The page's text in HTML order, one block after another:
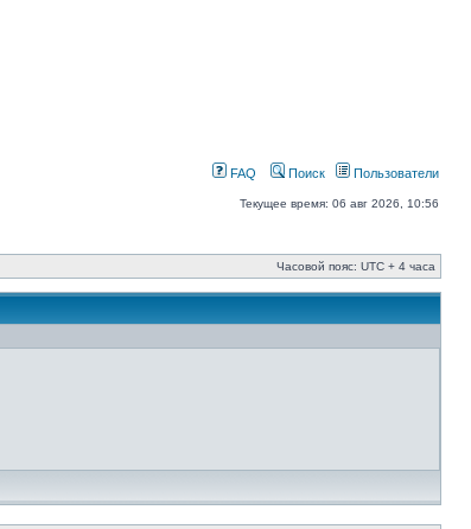
FAQ Поиск Пользователи
Текущее время: 06 авг 2026, 10:56
Часовой пояс: UTC + 4 часа